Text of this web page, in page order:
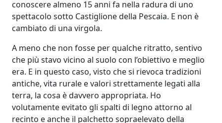
conoscere almeno 15 anni fa nella radura di uno
spettacolo sotto Castiglione della Pescaia. E non è
cambiato di una virgola.
A meno che non fosse per qualche ritratto, sentivo
che più stavo vicino al suolo con l’obiettivo e meglio
era. E in questo caso, visto che si rievoca tradizioni
antiche, vita rurale e valori strettamente legati alla
terra, la cosa è davvero appropriata. Ho
volutamente evitato gli spalti di legno attorno al
recinto e anche il palchetto sopraelevato della